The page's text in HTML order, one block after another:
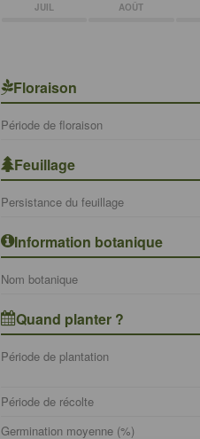
JUIL AOÛT
Floraison
Période de floraison
Feuillage
Persistance du feuillage
Information botanique
Nom botanique
Quand planter ?
Période de plantation
Période de récolte
Germination moyenne (%)